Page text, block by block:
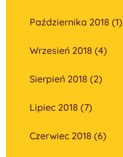
Października 2018 (1)
Wrzesień 2018 (4)
Sierpień 2018 (2)
Lipiec 2018 (7)
Czerwiec 2018 (6)